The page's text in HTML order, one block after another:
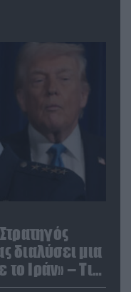
διαλύσει μια
Ιράν» – Τι